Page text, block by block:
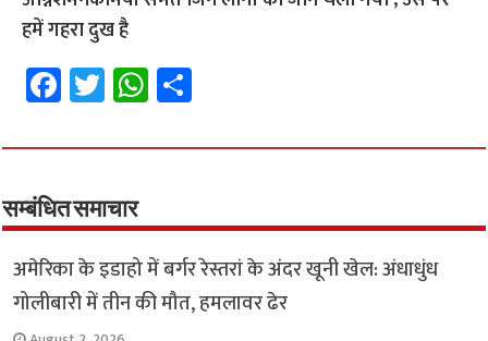
हमें गहरा दुख है
Fa
ce
b
o
o
k
T
wi
tt
er
W
h
at
p
p
ar
सम्बंधित समाचार
अमेरिका के इडाहो में बर्गर रेस्तरां के अंदर खूनी खेल: अंधाधुंध
गोलीबारी में तीन की मौत, हमलावर ढेर